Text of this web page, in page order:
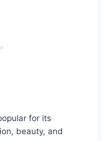
for its
beauty, and